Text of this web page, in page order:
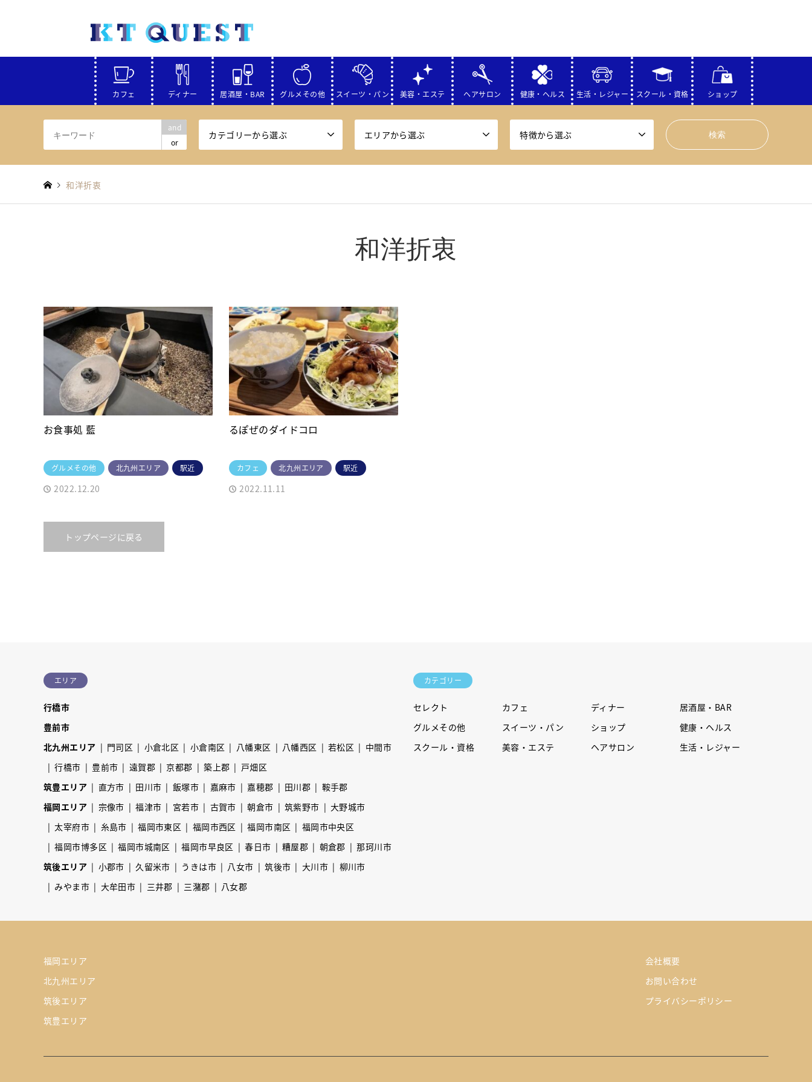
カフェ ディナー 居酒屋・BAR グルメその他 スイーツ・パン 美容・エステ ヘアサロン 健康・ヘルス 生活・レジャー スクール・資格 ショップ
and
or
カテゴリーから選ぶ エリアから選ぶ 特徴から選ぶ
和洋折衷
和洋折衷
お食事処 藍
グルメその他 北九州エリア 駅近
2022.12.20
るぽぜのダイドコロ
カフェ 北九州エリア 駅近
2022.11.11
トップページに戻る
エリア
行橋市
豊前市
北九州エリア
門司区 小倉北区 小倉南区 八幡東区 八幡西区 若松区
中間市
行橋市
豊前市 遠賀郡 京都郡 築上郡
戸畑区
筑豊エリア
直方市 田川市 飯塚市 嘉麻市 嘉穂郡 田川郡
鞍手郡
福岡エリア
宗像市 福津市 宮若市 古賀市 朝倉市 筑紫野市
大野城市
太宰府市
糸島市 福岡市東区 福岡市西区 福岡市南区
福岡市中央区
福岡市博多区
福岡市城南区 福岡市早良区 春日市 糟屋郡 朝倉郡
那珂川市
筑後エリア
小郡市 久留米市 うきは市 八女市 筑後市 大川市
柳川市
みやま市
大牟田市 三井郡 三潴郡 八女郡
カテゴリー
セレクト カフェ ディナー
居酒屋・BAR
グルメその他
スイーツ・パン ショップ
健康・ヘルス
スクール・資格
美容・エステ ヘアサロン 生活・レジャー
福岡エリア
北九州エリア
筑後エリア
筑豊エリア
会社概要
お問い合わせ
プライバシーポリシー